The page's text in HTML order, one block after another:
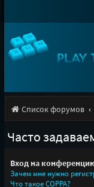
Список форумов
Часто
Вход на
Зачем мне нужно
Что такое COPPA?